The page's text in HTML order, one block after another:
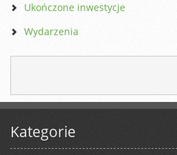
Ukończone inwestycje
Wydarzenia
Kategorie